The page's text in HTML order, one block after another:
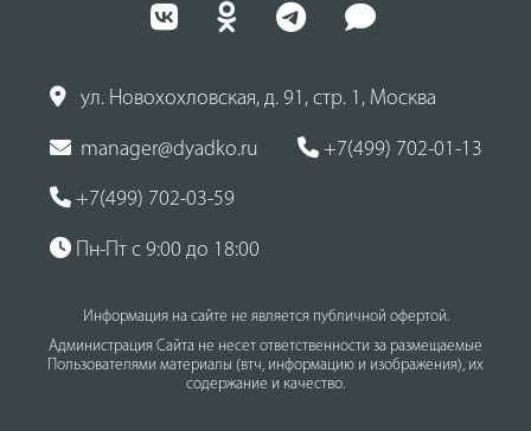
ул. Новохохловская, д. 91, стр. 1, Москва
manager@dyadko.ru +7(499) 702-01-13
+7(499) 702-03-59
Пн-Пт с 9:00 до 18:00
Информация на сайте не является публичной офертой.
Администрация Сайта не несет ответственности за размещаемые
Пользователями материалы (втч, информацию и изображения), их
содержание и качество.